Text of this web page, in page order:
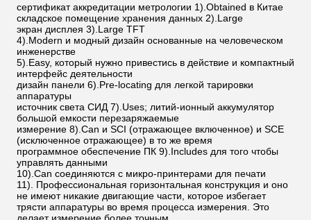
сертификат аккредитации метрологии 1).Obtained в Китае
складское помещение хранения данных 2).Large
экран дисплея 3).Large TFT
4).Modern и модный дизайн основанные на человеческом
инженерстве
5).Easy, который нужно привестись в действие и компактный
интерфейс деятельности
дизайн панели 6).Pre-locating для легкой тарировки
аппаратуры
источник света СИД 7).Uses; литий-ионный аккумулятор
большой емкости перезаряжаемые
измерение 8).Can и SCI (отражающее включенное) и SCE
(исключенное отражающее) в то же время
программное обеспечение ПК 9).Includes для того чтобы
управлять данными
10).Can соединяются с микро-принтерами для печати
11). Профессиональная горизонтальная конструкция и оно
не имеют никакие двигающие части, которое избегает
трясти аппаратуры во время процесса измерения. Это
делает измерение более точным